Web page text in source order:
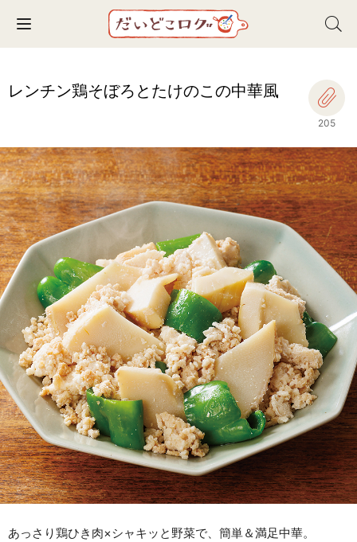
Toggle navigation
レンチン鶏そぼろとたけのこの中華風
205
あっさり鶏ひき肉×シャキッと野菜で、簡単＆満足中華。